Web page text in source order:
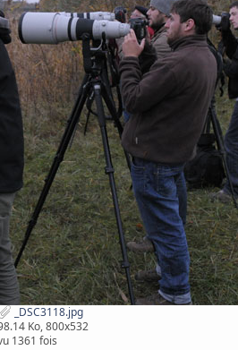
_DSC3118.jpg
Ko, 800x532
1361 fois